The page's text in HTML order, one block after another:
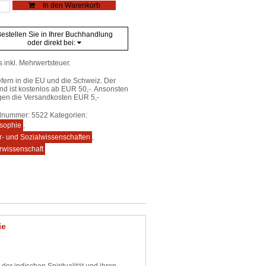
In den Warenkorb
Sie in Ihrer Buchhandlung
oder direkt bei:
inkl. Mehrwertsteuer.
in die EU und die Schweiz. Der
ist kostenlos ab EUR 50,-. Ansonsten
die Versandkosten EUR 5,-
5522 Kategorien:
,
und Sozialwissenschaften ,